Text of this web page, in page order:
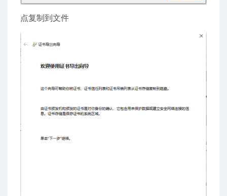
点复制到文件